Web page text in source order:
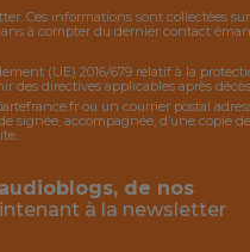
. Ces informations sont collectées
à compter du dernier contact
(UE) 2016/679 relatif à la
des directives applicables après
ou un courrier postal
accompagnée, d’une copie
de nos
à la newsletter